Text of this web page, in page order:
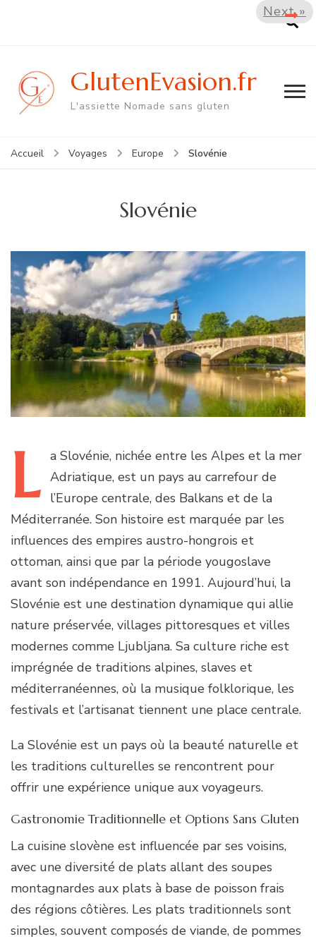
GlutenEvasion.fr
L'assiette Nomade sans gluten
Accueil Voyages Europe Slovénie
Slovénie
L a Slovénie, nichée entre les Alpes et la mer
Adriatique, est un pays au carrefour de
l’Europe centrale, des Balkans et de la
Méditerranée. Son histoire est marquée par les
influences des empires austro-hongrois et
ottoman, ainsi que par la période yougoslave
avant son indépendance en 1991. Aujourd’hui, la
Slovénie est une destination dynamique qui allie
nature préservée, villages pittoresques et villes
modernes comme Ljubljana. Sa culture riche est
imprégnée de traditions alpines, slaves et
méditerranéennes, où la musique folklorique, les
festivals et l’artisanat tiennent une place centrale.
La Slovénie est un pays où la beauté naturelle et
les traditions culturelles se rencontrent pour
offrir une expérience unique aux voyageurs.
Gastronomie Traditionnelle et Options Sans Gluten
La cuisine slovène est influencée par ses voisins,
avec une diversité de plats allant des soupes
montagnardes aux plats à base de poisson frais
des régions côtières. Les plats traditionnels sont
simples, souvent composés de viande, de pommes
Next »